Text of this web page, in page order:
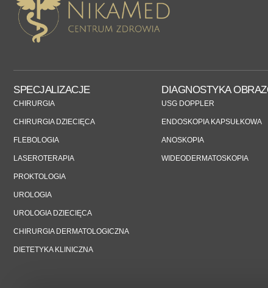
SPECJALIZACJE
CHIRURGIA
CHIRURGIA DZIECIĘCA
FLEBOLOGIA
LASEROTERAPIA
PROKTOLOGIA
UROLOGIA
UROLOGIA DZIECIĘCA
CHIRURGIA DERMATOLOGICZNA
DIETETYKA KLINICZNA
DIAGNOSTYKA
USG DOPPLER
ENDOSKOPIA KAPSUŁKOWA
ANOSKOPIA
WIDEODERMATOSKOPIA